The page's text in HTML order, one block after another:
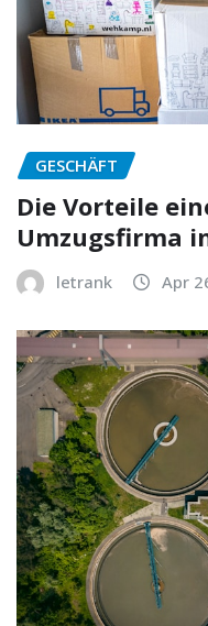
GESCHÄFT
Die Vorteile
Umzugsfirma
letrank Apr